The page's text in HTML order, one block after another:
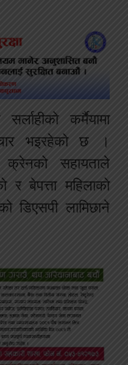
कर्मैयामा
भइरहेको छ ।
सहायताले
र बेपत्ता महिलाको
डिएसपी लामिछाने